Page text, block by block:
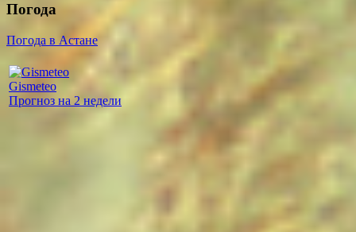
Погода
Погода в Астане
Gismeteo
Прогноз на 2 недели